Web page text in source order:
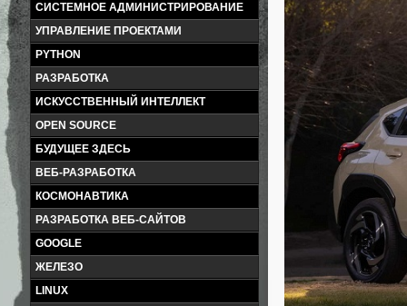
СИСТЕМНОЕ АДМИНИСТРИРОВАНИЕ
УПРАВЛЕНИЕ ПРОЕКТАМИ
PYTHON
РАЗРАБОТКА
ИСКУССТВЕННЫЙ ИНТЕЛЛЕКТ
OPEN SOURCE
БУДУЩЕЕ ЗДЕСЬ
ВЕБ-РАЗРАБОТКА
КОСМОНАВТИКА
РАЗРАБОТКА ВЕБ-САЙТОВ
GOOGLE
ЖЕЛЕЗО
LINUX